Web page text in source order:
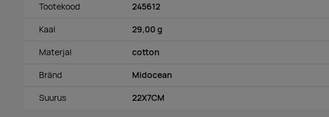
Tootekood 245612
Kaal 29,00 g
Materjal cotton
Bränd Midocean
Suurus 22X7CM